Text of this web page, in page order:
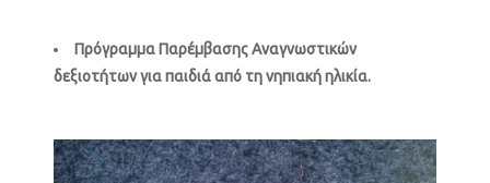
Πρόγραμμα Παρέμβασης Αναγνωστικών
δεξιοτήτων για παιδιά από τη νηπιακή ηλικία.